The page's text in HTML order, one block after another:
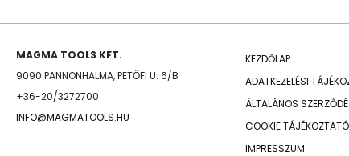
MAGMA TOOLS KFT.
9090 PANNONHALMA, PETŐFI U. 6/B
+36-20/3272700
INFO@MAGMATOOLS.HU
KEZDŐLAP
ADATKEZELÉSI
ÁLTALÁNOS
COOKIE TÁJÉKOZTATÓ
IMPRESSZUM